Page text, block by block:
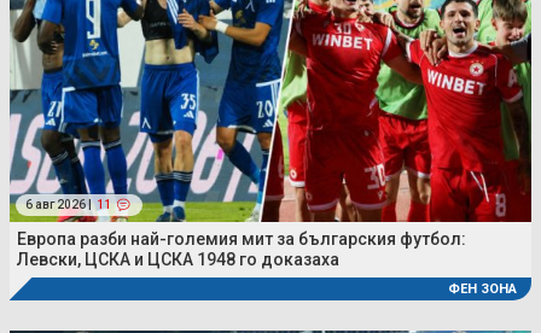
6 авг 2026 | 11
Европа разби най-големия мит за българския футбол:
Левски, ЦСКА и ЦСКА 1948 го доказаха
ФЕН ЗОНА